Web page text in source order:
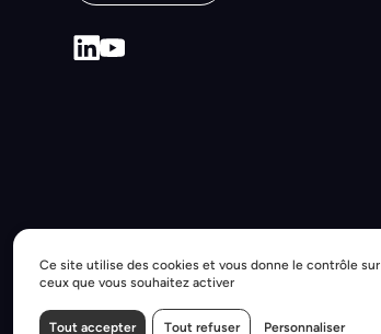
Mentions légalesPolitique de confidentialité
Ce site utilise des cookies et vous donne le contrôle sur
ceux que vous souhaitez activer
Tout accepter Tout refuser Personnaliser